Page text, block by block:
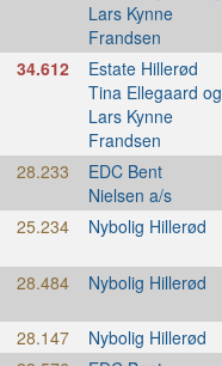
Lars Kynne
Frandsen
34.612 Estate Hillerød
Tina Ellegaard og
Lars Kynne
Frandsen
28.233 EDC Bent
Nielsen a/s
25.234 Nybolig Hillerød
28.484 Nybolig Hillerød
28.147 Nybolig Hillerød